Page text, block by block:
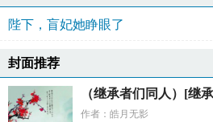
陛下，盲妃她睁眼了
封面推荐
（继承者们同人）[继
作者：皓月无影